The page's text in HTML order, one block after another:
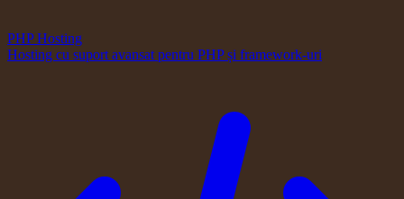
PHP Hosting
Hosting cu suport avansat pentru PHP și framework-uri